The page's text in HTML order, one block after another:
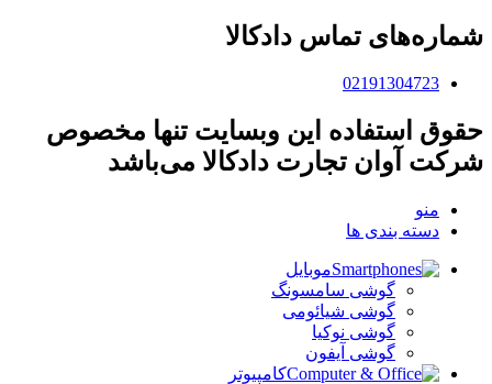
شماره‌های تماس دادکالا
02191304723
حقوق استفاده این وبسایت تنها مخصوص
شرکت آوان تجارت دادکالا می‌باشد
منو
دسته بندی ها
موبایل
گوشی سامسونگ
گوشی شیائومی
گوشی نوکیا
گوشی آیفون
کامپیوتر